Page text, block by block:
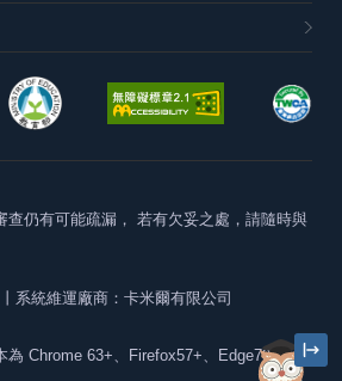
查仍有可能疏漏， 若有欠妥之處，請隨時與
丨系統維運廠商：卡米爾有限公司
為 Chrome 63+、Firefox57+、Edge79+及